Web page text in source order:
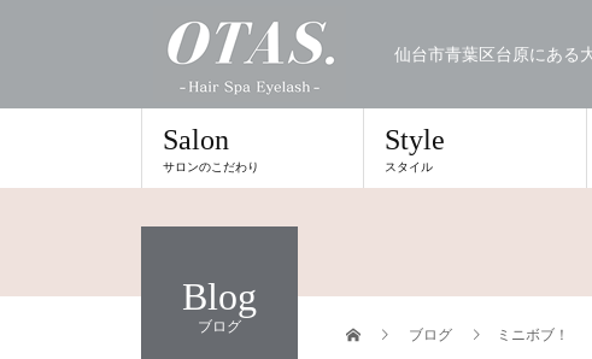
仙台市青葉区台原にある
Salon
サロンのこだわり
Style
スタイル
Blog
ブログ ブログ ミニボブ！